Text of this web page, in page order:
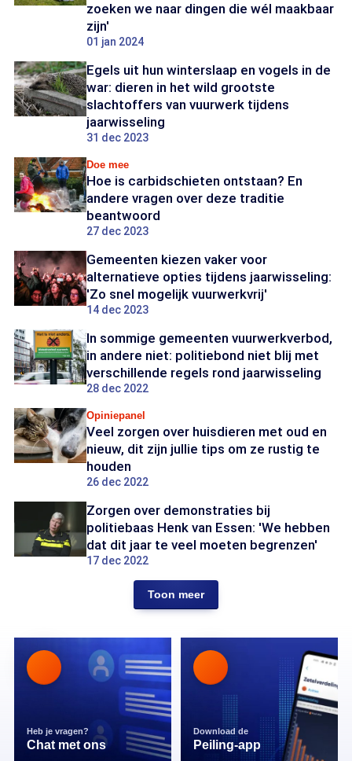
zoeken we naar dingen die wél maakbaar
zijn'
01 jan 2024
Egels uit hun winterslaap en vogels in de
war: dieren in het wild grootste
slachtoffers van vuurwerk tijdens
jaarwisseling
31 dec 2023
Doe mee
Hoe is carbidschieten ontstaan? En
andere vragen over deze traditie
beantwoord
27 dec 2023
Gemeenten kiezen vaker voor
alternatieve opties tijdens jaarwisseling:
'Zo snel mogelijk vuurwerkvrij'
14 dec 2023
In sommige gemeenten vuurwerkverbod,
in andere niet: politiebond niet blij met
verschillende regels rond jaarwisseling
28 dec 2022
Opiniepanel
Veel zorgen over huisdieren met oud en
nieuw, dit zijn jullie tips om ze rustig te
houden
26 dec 2022
Zorgen over demonstraties bij
politiebaas Henk van Essen: 'We hebben
dat dit jaar te veel moeten begrenzen'
17 dec 2022
Toon meer
Heb je vragen?
Chat met ons
Download de
Peiling-app